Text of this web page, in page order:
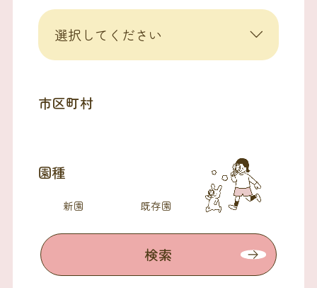
市区町村
園種
新園 既存園
検索